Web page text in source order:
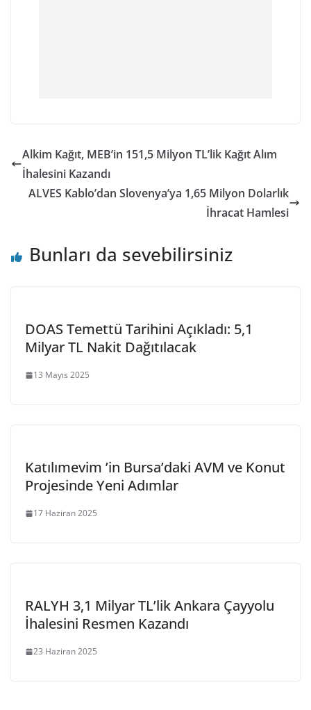
Alkim Kağıt, MEB’in 151,5 Milyon TL’lik Kağıt Alım
İhalesini Kazandı
ALVES Kablo’dan Slovenya’ya 1,65 Milyon Dolarlık
İhracat Hamlesi
Bunları da sevebilirsiniz
DOAS Temettü Tarihini Açıkladı: 5,1
Milyar TL Nakit Dağıtılacak
13 Mayıs 2025
Katılımevim ’in Bursa’daki AVM ve Konut
Projesinde Yeni Adımlar
17 Haziran 2025
RALYH 3,1 Milyar TL’lik Ankara Çayyolu
İhalesini Resmen Kazandı
23 Haziran 2025